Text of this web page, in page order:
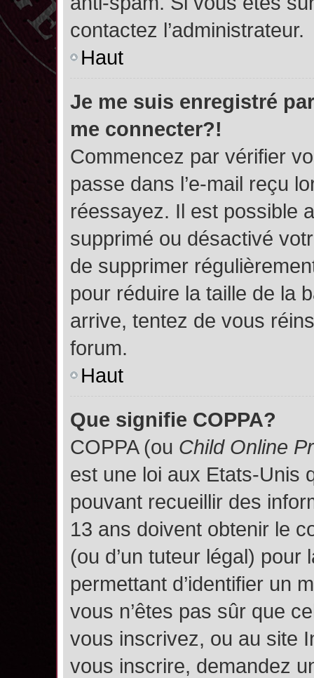
contactez l’administrateur.
Haut
Je me suis enregistré
me connecter?!
Commencez par vérifier
passe dans l’e-mail reçu
réessayez. Il est possible
supprimé ou désactivé
de supprimer
pour réduire la taille de la
arrive, tentez de vous
forum.
Haut
Que signifie COPPA?
COPPA (ou Child Online
est une loi aux Etats-Unis
pouvant recueillir des
13 ans doivent obtenir le
(ou d’un tuteur légal)
permettant d’identifier un
vous n’êtes pas sûr que
vous inscrivez, ou au site
vous inscrire, demandez